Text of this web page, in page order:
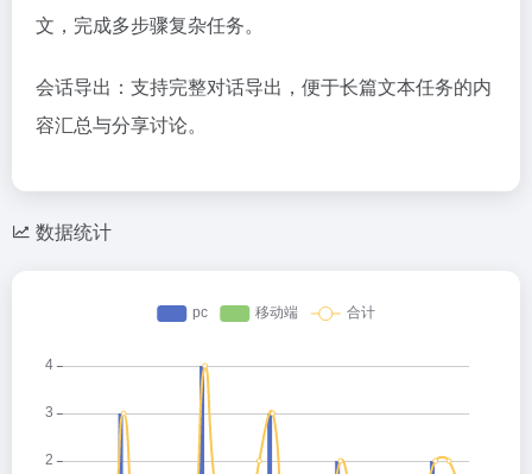
文，完成多步骤复杂任务。
会话导出：支持完整对话导出，便于长篇文本任务的内
容汇总与分享讨论。
数据统计